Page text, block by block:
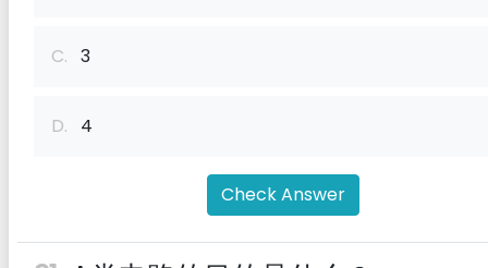
C. 3
D. 4
Check Answer